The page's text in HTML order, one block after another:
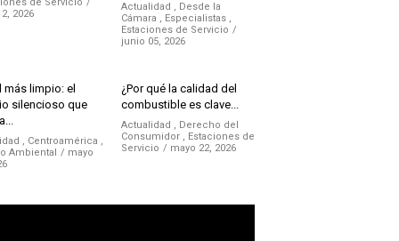
2026
Actualidad , Desde la
Cámara , Especialistas ,
Estaciones de Servicio
junio 05, 2026
más limpio: el
silencioso que
, Centroamérica ,
Ambiental
mayo
¿Por qué la calidad del
combustible es clave...
Actualidad , Derecho del
Consumidor , Estaciones de
Servicio
mayo 22, 2026